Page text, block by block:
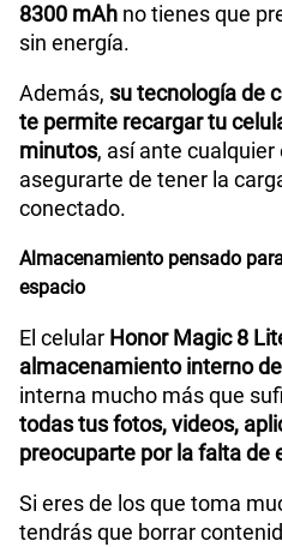
8300 mAh no tienes que
sin energía.
Además, su tecnología de
te permite recargar tu
minutos, así ante
asegurarte de tener la
conectado.
Almacenamiento pensado
espacio
El celular Honor Magic 8
almacenamiento interno
interna mucho más que
todas tus fotos, videos,
preocuparte por la falta de
Si eres de los que toma
tendrás que borrar